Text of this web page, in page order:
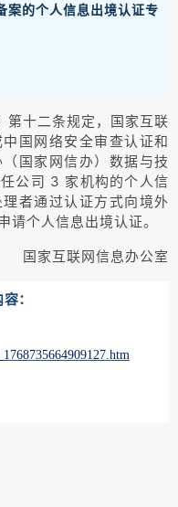
案的个人信息出境认证专
第十二条规定，国家互联
国网络安全审查认证和
国家网信办）数据与技
公司 3 家机构的个人信
者通过认证方式向境外
请个人信息出境认证。
国家互联网信息办公室
：